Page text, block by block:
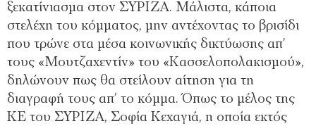
ξεκατίνιασμα στον ΣΥΡΙΖΑ. Μάλιστα, κάποια
στελέχη του κόμματος, μην αντέχοντας το βρισίδι
που τρώνε στα μέσα κοινωνικής δικτύωσης απ’
τους «Μουτζαχεντίν» του «Κασσελοπολακισμού»,
δηλώνουν πως θα στείλουν αίτηση για τη
διαγραφή τους απ’ το κόμμα. Όπως το μέλος της
ΚΕ του ΣΥΡΙΖΑ, Σοφία Κεχαγιά, η οποία εκτός